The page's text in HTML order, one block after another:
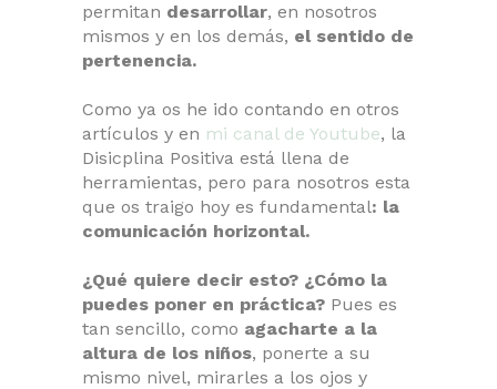
permitan desarrollar, en nosotros
mismos y en los demás, el sentido de
pertenencia.
Como ya os he ido contando en otros
artículos y en mi canal de Youtube, la
Disicplina Positiva está llena de
herramientas, pero para nosotros esta
que os traigo hoy es fundamental: la
comunicación horizontal.
¿Qué quiere decir esto? ¿Cómo la
puedes poner en práctica? Pues es
tan sencillo, como agacharte a la
altura de los niños, ponerte a su
mismo nivel, mirarles a los ojos y